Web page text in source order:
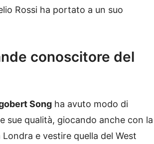
Rossi ha portato a un suo
conoscitore del
Song ha avuto modo di
sue qualità, giocando anche con la
e vestire quella del West